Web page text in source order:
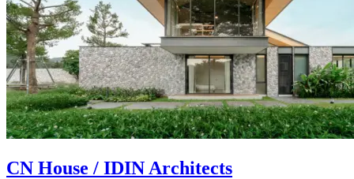
CN House / IDIN Architects